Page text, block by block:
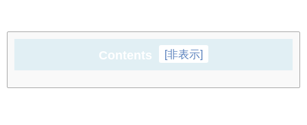
Contents [非表示]